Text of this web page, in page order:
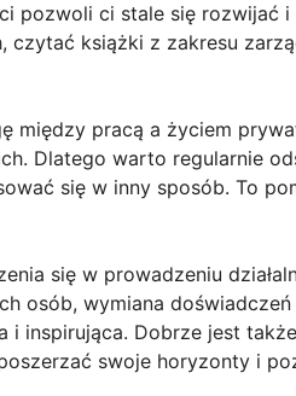
pozwoli ci stale się rozwijać
czytać książki z zakresu
między pracą a życiem
Dlatego warto regularnie
się w inny sposób. To
się w prowadzeniu
osób, wymiana
i inspirująca. Dobrze jest
swoje horyzonty i